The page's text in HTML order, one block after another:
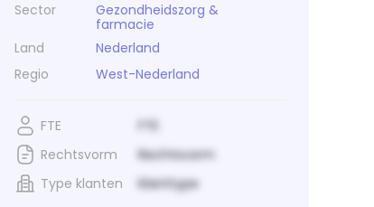
Sector
Gezondheidszorg &
farmacie
Land
Nederland
Regio
West-Nederland
FTE
FTE
Rechtsvorm
Rechtsvorm
Type klanten
Klanttype